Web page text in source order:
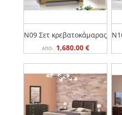
N09 Σετ κρεβατοκάμαρας
ΑΠΌ:
Original
.
1,680.00 €Η
είναι:
1,680.00